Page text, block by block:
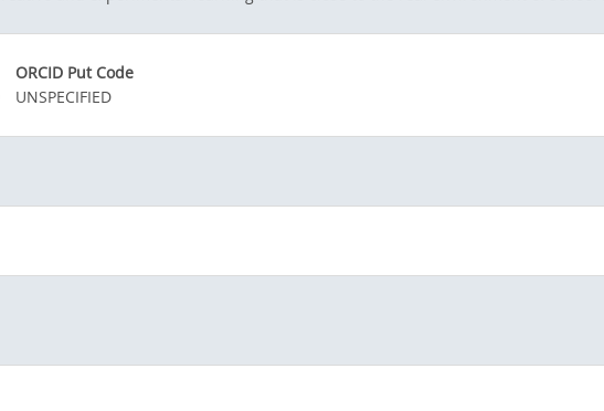
ORCID Put Code
UNSPECIFIED